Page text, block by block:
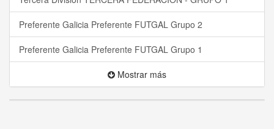
Preferente Galicia Preferente FUTGAL Grupo 2
Preferente Galicia Preferente FUTGAL Grupo 1
Mostrar más